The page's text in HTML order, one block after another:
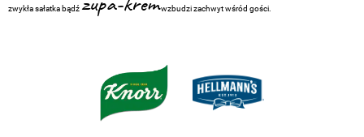
zwykła sałatka bądźzupa-kremwzbudzi zachwyt wśród gości.